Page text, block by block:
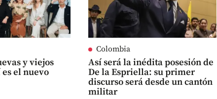
y viejos
el nuevo
Colombia
Así será la inédita posesión de
De la Espriella: su primer
discurso será desde un cantón
militar